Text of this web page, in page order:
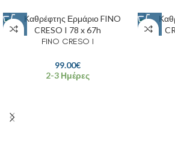
FINO CRESO I
99.00€
2-3 Ημέρες